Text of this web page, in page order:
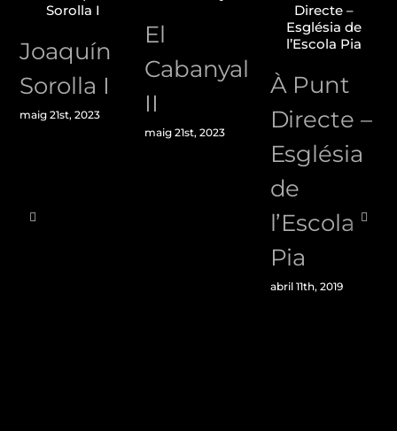
Joaquín
Sorolla I
maig 21st, 2023
El
Cabanyal
II
maig 21st, 2023
À Punt
Directe –
Església
de
l’Escola
Pia
abril 11th, 2019